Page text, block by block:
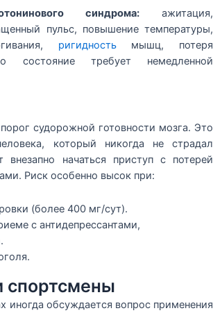
синдрома: ажитация,
пульс, повышение температуры,
ригидностьмышц, потеря
состояние требует немедленной
судорожной готовности мозга. Это
который никогда не страдал
внезапно начаться приступ с потерей
Риск особенно высок при:
(более 400 мг/сут).
с антидепрессантами,
спортсмены
иногда обсуждается вопрос применения